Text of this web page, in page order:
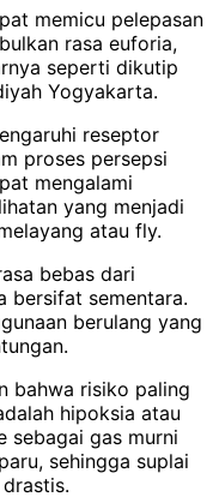
memicu pelepasan
rasa euforia,
seperti dikutip
Yogyakarta.
reseptor
proses persepsi
mengalami
yang menjadi
atau fly.
bebas dari
bersifat sementara.
berulang yang
bahwa risiko paling
hipoksia atau
sebagai gas murni
sehingga suplai